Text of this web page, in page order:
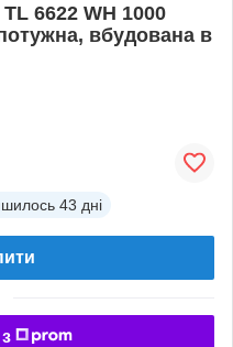
6622 WH 1000
вбудована в
43 дні